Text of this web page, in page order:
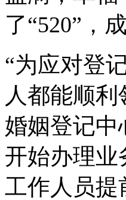
了“520”，
“为应对登
人都能顺
婚姻登记中
开始办理业
工作人员提